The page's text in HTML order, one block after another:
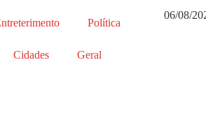
Política
Cidades Geral
06/08/